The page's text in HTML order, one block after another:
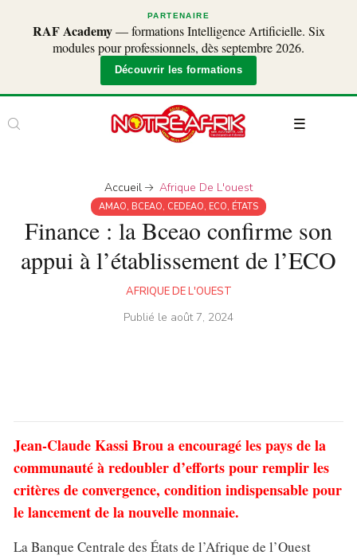
PARTENAIRE
RAF Academy— formations Intelligence Artificielle. Six
modules pour professionnels, dès septembre 2026.
Découvrir les formations
Accueil Afrique De L'ouest
AMAO, BCEAO, CEDEAO, ECO, ÉTATS
Finance : la Bceao confirme son
appui à l’établissement de l’ECO
AFRIQUE DE L'OUEST
Publié le août 7, 2024
Jean-Claude Kassi Brou a encouragé les pays de la
communauté à redoubler d’efforts pour remplir les
critères de convergence, condition indispensable pour
le lancement de la nouvelle monnaie.
La Banque Centrale des États de l’Afrique de l’Ouest